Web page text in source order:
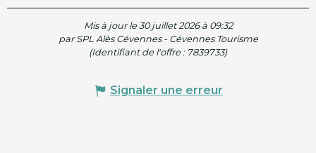
Mis à jour le 30 juillet 2026 à 09:32
par SPL Alès Cévennes - Cévennes Tourisme
(Identifiant de l'offre : 7839733)
Signaler une erreur